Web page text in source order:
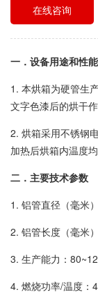
在线咨询
一．设备用途和性能
1. 本烘箱为硬管生
文字色漆后的烘干
2. 烘箱采用不锈钢
加热后烘箱内温度
二．主要技术参数
1. 铝管直径（毫米
2. 铝管长度（毫米
3. 生产能力：
4. 燃烧功率/温度